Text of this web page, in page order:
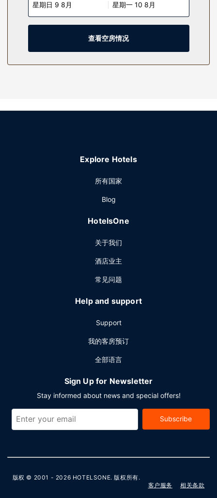
物业设施
一定要享受一下室内游泳池、热水浴缸和24 小时健身中心等度
假设施。此酒店的其他特色包括免费 WiFi、礼宾服务和滑雪用
务。计划在盐湖城举办活动？这家酒店拥有 0 平方米（1 平方
星期日 9 8月 星期一 10 8月
查看空房情况
Explore Hotels
所有国家
Blog
HotelsOne
关于我们
酒店业主
常见问题
Help and support
Support
我的客房预订
全部语言
Sign Up for Newsletter
Stay informed about news and special offers!
Subscribe
版权 © 2001 - 2026 HOTELSONE. 版权所有.
客户服务
相关条款